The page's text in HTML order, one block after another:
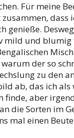
Für meine
genieße.
mild und
der so
zu den
ab, das ich
aber
die Sorten im
mal einen